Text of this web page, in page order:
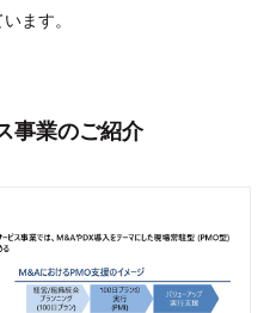
ます。
事業のご紹介